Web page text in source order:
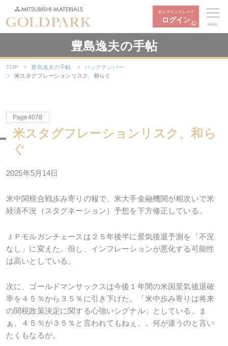
オンライントレード
ログイン
MENU
豊島逸夫の手帖
TOP 豊島逸夫の手帖
バックナンバー
米スタグフレーションリスク、和らぐ
Page4078
米スタグフレーションリスク、和ら
ぐ
2025年5月14日
米中関税合戦歩み寄りの報で、米大手金融機関が相次いで米
経済不況（スタグネーション）予想を下方修正している。
ＪＰモルガンチェースは２５年後半に景気後退予測を「不況
なし」に変えた。但し、インフレーションが悪化する可能性
は高いとしている。
次に、ゴールドマンサックスは今後１年間の米国景気後退確
率を４５％から３５％に引き下げた。「米中歩み寄りは将来
の関税政策決定に関する心強いシグナル」としている。ま
ぁ、４５％が３５％と言われてもねぇ。。何が違うのと言い
たくもなるが。